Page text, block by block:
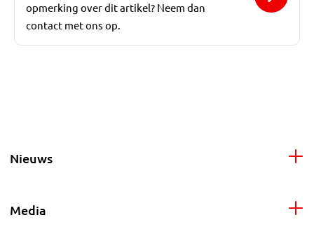
opmerking over dit artikel? Neem dan
contact met ons op.
Nieuws
Media